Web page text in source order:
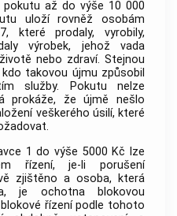
pokutu až do výše 10 000
uloží rovněž osobám
které prodaly, vyrobily,
výrobek, jehož vada
nebo zdraví. Stejnou
takovou újmu způsobil
služby. Pokutu nelze
prokáže, že újmě nešlo
veškerého úsilí, které
1 do výše 5000 Kč lze
řízení, je-li porušení
zjištěno a osoba, která
je ochotna blokovou
řízení podle tohoto